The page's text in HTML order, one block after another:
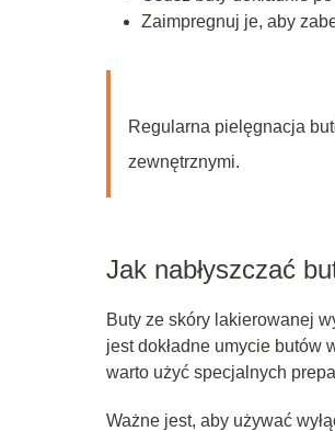
Zaimpregnuj je, aby
Regularna pielęgnacja
zewnętrznymi.
Jak nabłyszczać
Buty ze skóry lakierowanej
jest dokładne umycie butów
warto użyć specjalnych
Ważne jest, aby używać